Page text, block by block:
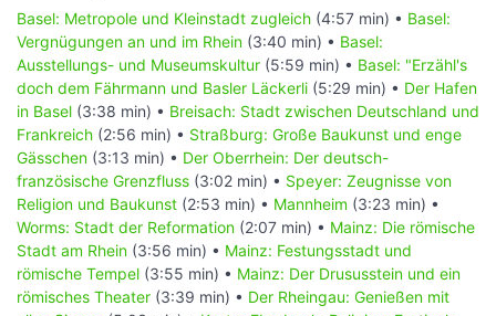
Basel: Metropole und Kleinstadt zugleich (4:57 min) • Basel:
Vergnügungen an und im Rhein (3:40 min) • Basel:
Ausstellungs- und Museumskultur (5:59 min) • Basel: "Erzähl's
doch dem Fährmann und Basler Läckerli (5:29 min) • Der Hafen
in Basel (3:38 min) • Breisach: Stadt zwischen Deutschland und
Frankreich (2:56 min) • Straßburg: Große Baukunst und enge
Gässchen (3:13 min) • Der Oberrhein: Der deutsch-
französische Grenzfluss (3:02 min) • Speyer: Zeugnisse von
Religion und Baukunst (2:53 min) • Mannheim (3:23 min) •
Worms: Stadt der Reformation (2:07 min) • Mainz: Die römische
Stadt am Rhein (3:56 min) • Mainz: Festungsstadt und
römische Tempel (3:55 min) • Mainz: Der Drususstein und ein
römisches Theater (3:39 min) • Der Rheingau: Genießen mit